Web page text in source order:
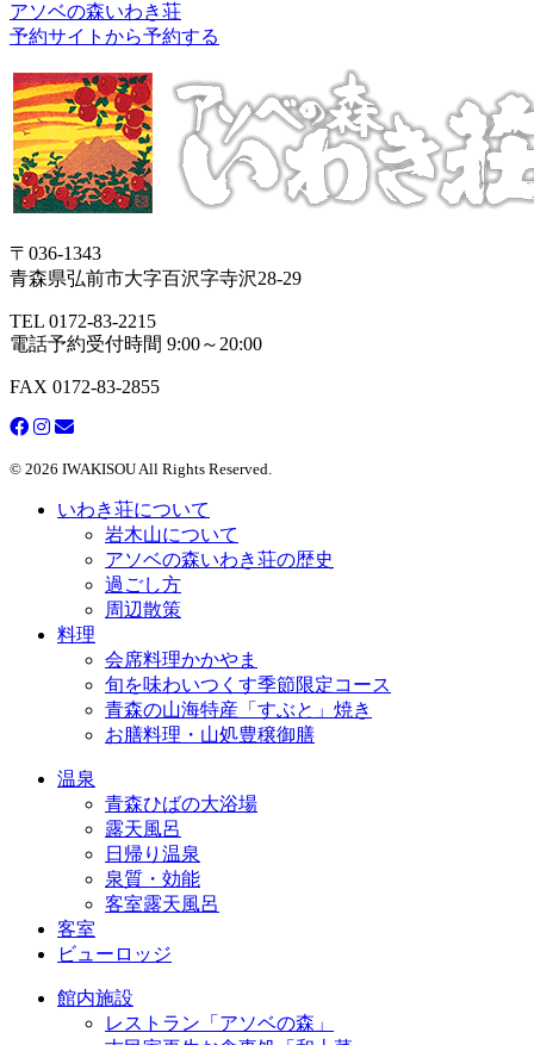
アソベの森いわき荘
予約サイトから予約する
〒036-1343
青森県弘前市大字百沢字寺沢28-29
TEL 0172-83-2215
電話予約受付時間 9:00～20:00
FAX 0172-83-2855
© 2026 IWAKISOU All Rights Reserved.
いわき荘について
岩木山について
アソベの森いわき荘の歴史
過ごし方
周辺散策
料理
会席料理かかやま
旬を味わいつくす季節限定コース
青森の山海特産「すぶと」焼き
お膳料理・山処豊穣御膳
温泉
青森ひばの大浴場
露天風呂
日帰り温泉
泉質・効能
客室露天風呂
客室
ビューロッジ
館内施設
レストラン「アソベの森」